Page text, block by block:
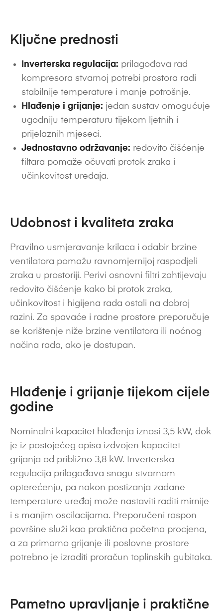
Ključne prednosti
Inverterska regulacija: prilagođava rad
kompresora stvarnoj potrebi prostora radi
stabilnije temperature i manje potrošnje.
Hlađenje i grijanje: jedan sustav omogućuje
ugodniju temperaturu tijekom ljetnih i
prijelaznih mjeseci.
Jednostavno održavanje: redovito čišćenje
filtara pomaže očuvati protok zraka i
učinkovitost uređaja.
Udobnost i kvaliteta zraka
Pravilno usmjeravanje krilaca i odabir brzine
ventilatora pomažu ravnomjernijoj raspodjeli
zraka u prostoriji. Perivi osnovni filtri zahtijevaju
redovito čišćenje kako bi protok zraka,
učinkovitost i higijena rada ostali na dobroj
razini. Za spavaće i radne prostore preporučuje
se korištenje niže brzine ventilatora ili noćnog
načina rada, ako je dostupan.
Hlađenje i grijanje tijekom cijele
godine
Nominalni kapacitet hlađenja iznosi 3,5 kW, dok
je iz postojećeg opisa izdvojen kapacitet
grijanja od približno 3,8 kW. Inverterska
regulacija prilagođava snagu stvarnom
opterećenju, pa nakon postizanja zadane
temperature uređaj može nastaviti raditi mirnije
i s manjim oscilacijama. Preporučeni raspon
površine služi kao praktična početna procjena,
a za primarno grijanje ili poslovne prostore
potrebno je izraditi proračun toplinskih gubitaka.
Pametno upravljanje i praktične